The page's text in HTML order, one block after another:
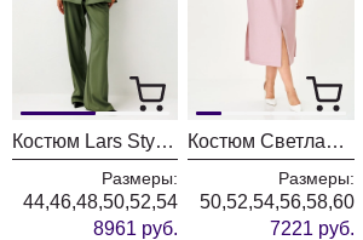
Костюм Lars Style 1247/1 оттенки хвои
Размеры:
44,46,48,50,52,54
8961 руб.
Костюм Светлана-Стиль 2380 розовый
Размеры:
50,52,54,56,58,60
7221 руб.